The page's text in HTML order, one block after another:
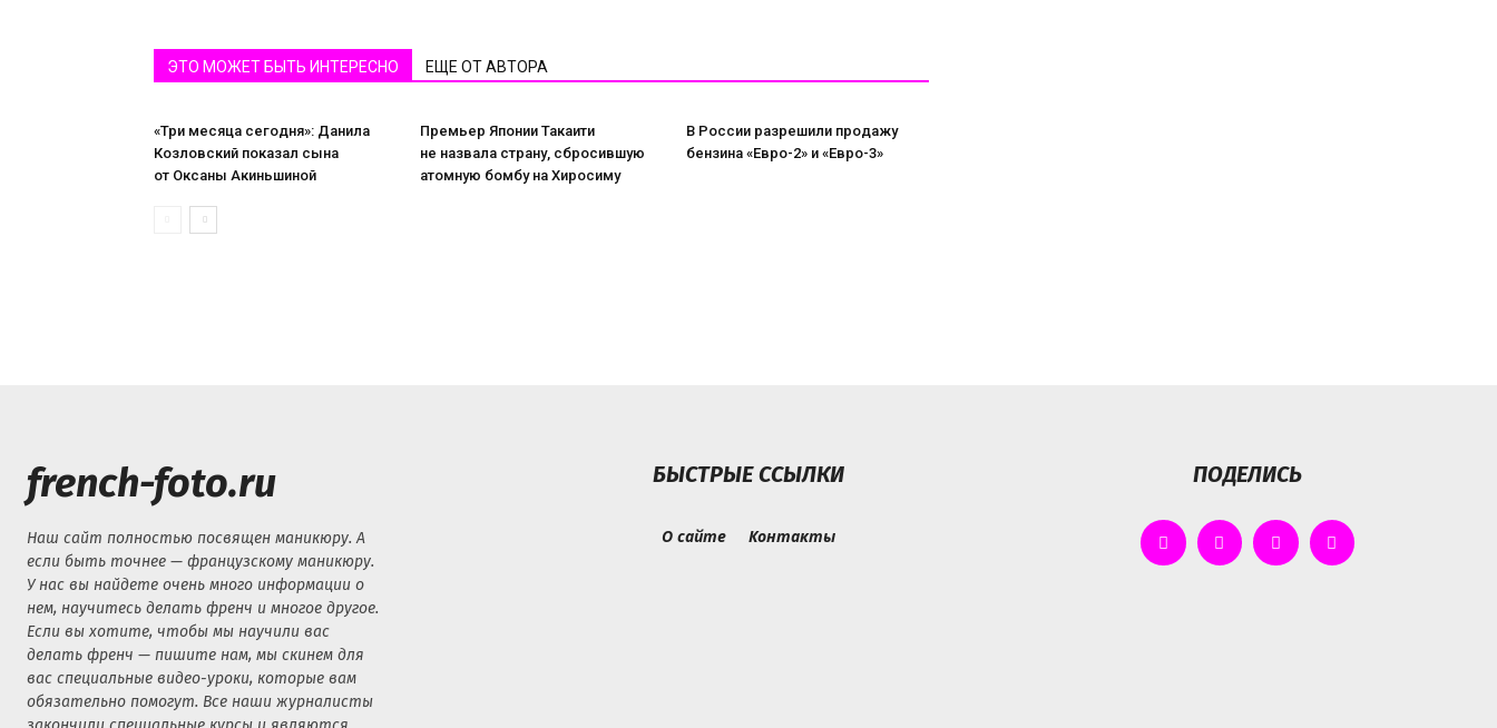
ЭТО МОЖЕТ БЫТЬ ИНТЕРЕСНО ЕЩЕ ОТ АВТОРА
«Три месяца сегодня»: Данила
Козловский показал сына
от Оксаны Акиньшиной
Премьер Японии Такаити
не назвала страну, сбросившую
атомную бомбу на Хиросиму
В России разрешили продажу
бензина «Евро-2» и «Евро-3»
french-foto.ru
Наш сайт полностью посвящен маникюру. А
если быть точнее — французскому маникюру.
У нас вы найдете очень много информации о
нем, научитесь делать френч и многое другое.
Если вы хотите, чтобы мы научили вас
делать френч — пишите нам, мы скинем для
вас специальные видео-уроки, которые вам
обязательно помогут. Все наши журналисты
БЫСТРЫЕ ССЫЛКИ
О сайте Контакты
ПОДЕЛИСЬ